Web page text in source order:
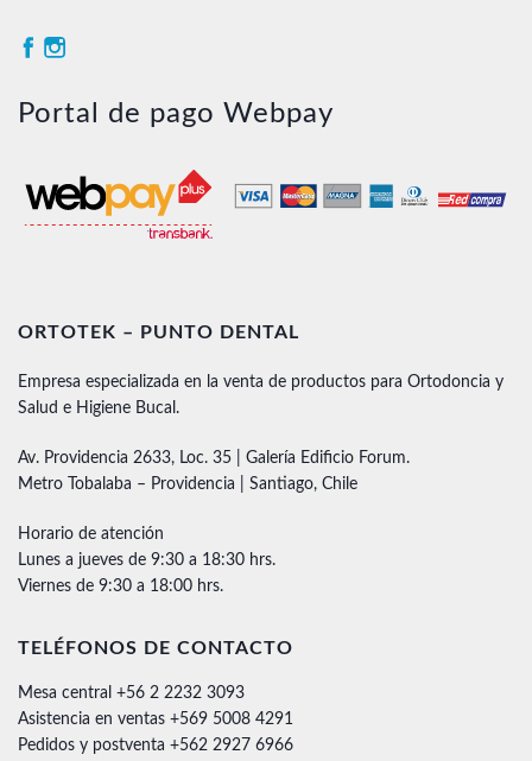
Portal de pago Webpay
ORTOTEK – PUNTO DENTAL
Empresa especializada en la venta de productos para Ortodoncia y
Salud e Higiene Bucal.
Av. Providencia 2633, Loc. 35 | Galería Edificio Forum.
Metro Tobalaba – Providencia | Santiago, Chile
Horario de atención
Lunes a jueves de 9:30 a 18:30 hrs.
Viernes de 9:30 a 18:00 hrs.
TELÉFONOS DE CONTACTO
Mesa central +56 2 2232 3093
Asistencia en ventas +569 5008 4291
Pedidos y postventa +562 2927 6966